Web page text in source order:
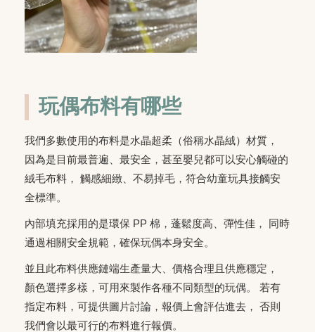
玩偶布料有哪些
我們多數使用的布料是水晶超柔（俗稱水晶絨）材質，
因為是目前最普遍、最安全，甚至嬰兒都可以安心觸碰的
絨毛布料， 觸感細緻、不易掉毛，符合幼童玩具接觸安
全標準。
內部填充採用的是環保 PP 棉，蓬鬆度高、彈性佳， 同時
通過相關安全規範，確保玩偶本身安全。
並且此布料供應鏈端生產量大、價格合理且供應穩定，
顏色選擇多樣，可用來製作各種不同類型的玩偶。 若有
指定布料，可提供圖片討論，報價上會評估進去， 否則
我們會以最可行的布料進行報價。